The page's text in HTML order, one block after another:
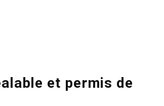
et permis de